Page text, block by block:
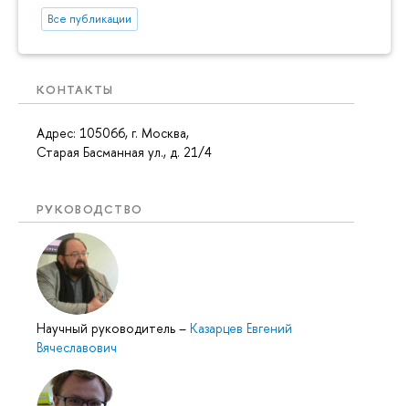
Все публикации
КОНТАКТЫ
Адрес: 105066, г. Москва,
Старая Басманная ул., д. 21/4
РУКОВОДСТВО
Научный руководитель – Казарцев Евгений
Вячеславович